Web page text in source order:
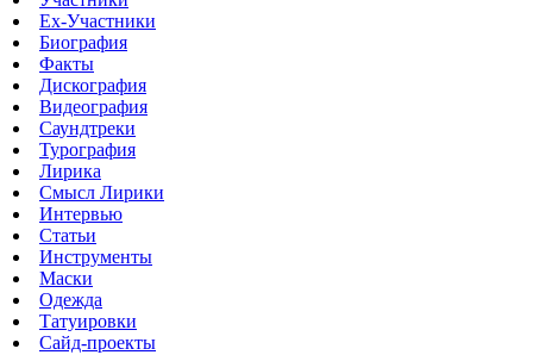
Ex-Участники
Биография
Факты
Дискография
Видеография
Саундтреки
Турография
Лирика
Смысл Лирики
Интервью
Статьи
Инструменты
Маски
Одежда
Татуировки
Сайд-проекты